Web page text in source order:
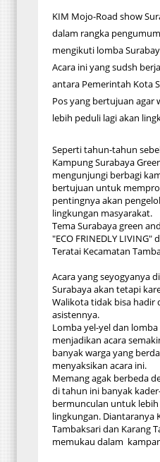
KIM Mojo-Road show
dalam rangka
mengikuti lomba
Acara ini yang sudsh
antara Pemerintah Kota
Pos yang bertujuan agar
lebih peduli lagi akan
Seperti tahun-tahun
Kampung Surabaya
mengunjungi berbagi
bertujuan untuk
pentingnya akan
lingkungan masyarakat.
Tema Surabaya green
"ECO FRINEDLY
Teratai Kecamatan
Acara yang seyogyanya
Surabaya akan tetapi
Walikota tidak bisa hadir
asistennya.
Lomba yel-yel dan
menjadikan acara
banyak warga yang
menyaksikan acara ini.
Memang agak berbeda
di tahun ini banyak
bermunculan untuk lebih
lingkungan. Diantaranya
Tambaksari dan Karang
memukau dalam